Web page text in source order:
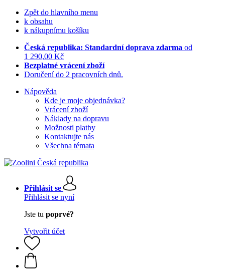
Zpět do hlavního menu
k obsahu
k nákupnímu košíku
Česká republika: Standardní doprava zdarma od
1 290,00 Kč
Bezplatné vrácení zboží
Doručení do 2 pracovních dnů.
Nápověda
Kde je moje objednávka?
Vrácení zboží
Náklady na dopravu
Možnosti platby
Kontaktujte nás
Všechna témata
Přihlásit se
Přihlásit se nyní
Jste tu poprvé?
Vytvořit účet